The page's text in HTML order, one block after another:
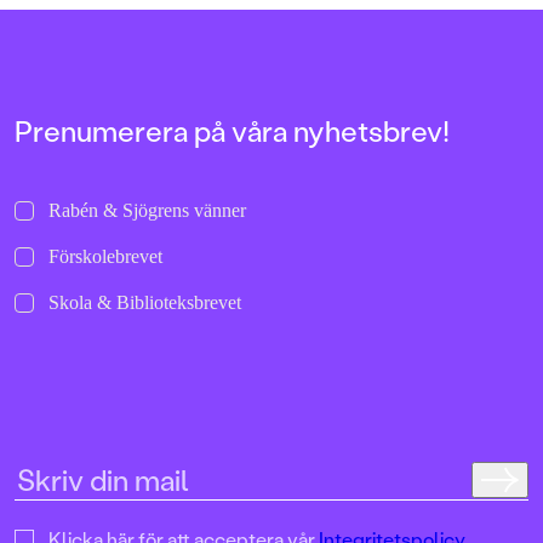
Prenumerera på våra nyhetsbrev!
Rabén & Sjögrens vänner
Förskolebrevet
Skola & Biblioteksbrevet